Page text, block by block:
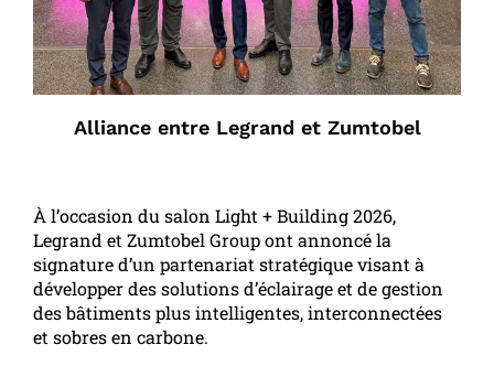
Alliance entre Legrand et Zumtobel
À l’occasion du salon Light + Building 2026,
Legrand et Zumtobel Group ont annoncé la
signature d’un partenariat stratégique visant à
développer des solutions d’éclairage et de gestion
des bâtiments plus intelligentes, interconnectées
et sobres en carbone.